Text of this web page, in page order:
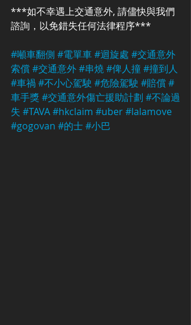
***如不幸遇上交通意外, 請儘快與我們
諮詢，以免錯失任何法律程序***
#噸車翻側 #電單車#迴旋處 #交通意外
索償#交通意外#串燒#俾人撞#撞到人
#車禍 #不小心駕駛 #危險駕駛 #賠償#
車手獎#交通意外傷亡援助計劃 #不論過
失 #TAVA#hkclaim #uber#lalamove
#gogovan #的士#小巴